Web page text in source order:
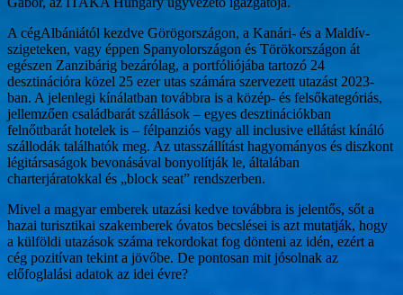
A cégAlbániától kezdve Görögországon, a Kanári- és a Maldív-
szigeteken, vagy éppen Spanyolországon és Törökországon át
egészen Zanzibárig bezárólag, a portfóliójába tartozó 24
desztinációra közel 25 ezer utas számára szervezett utazást 2023-
ban. A jelenlegi kínálatban továbbra is a közép- és felsőkategóriás,
jellemzően családbarát szállások – egyes desztinációkban
felnőttbarát hotelek is – félpanziós vagy all inclusive ellátást kínáló
szállodák találhatók meg. Az utasszállítást hagyományos és diszkont
légitársaságok bevonásával bonyolítják le, általában
charterjáratokkal és „block seat” rendszerben.
Mivel a magyar emberek utazási kedve továbbra is jelentős, sőt a
hazai turisztikai szakemberek óvatos becslései is azt mutatják, hogy
a külföldi utazások száma rekordokat fog dönteni az idén, ezért a
cég pozitívan tekint a jövőbe. De pontosan mit jósolnak az
előfoglalási adatok az idei évre?